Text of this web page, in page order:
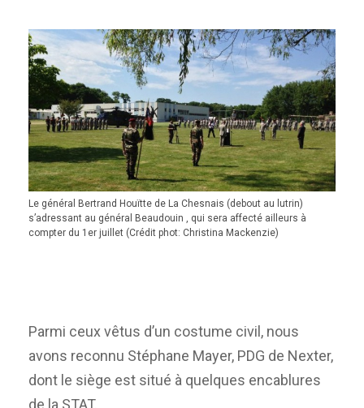
Le général Bertrand Houïtte de La Chesnais (debout au lutrin)
s’adressant au général Beaudouin , qui sera affecté ailleurs à
compter du 1er juillet (Crédit phot: Christina Mackenzie)
Parmi ceux vêtus d’un costume civil, nous
avons reconnu Stéphane Mayer, PDG de Nexter,
dont le siège est situé à quelques encablures
de la STAT.